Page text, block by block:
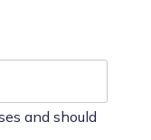
and should